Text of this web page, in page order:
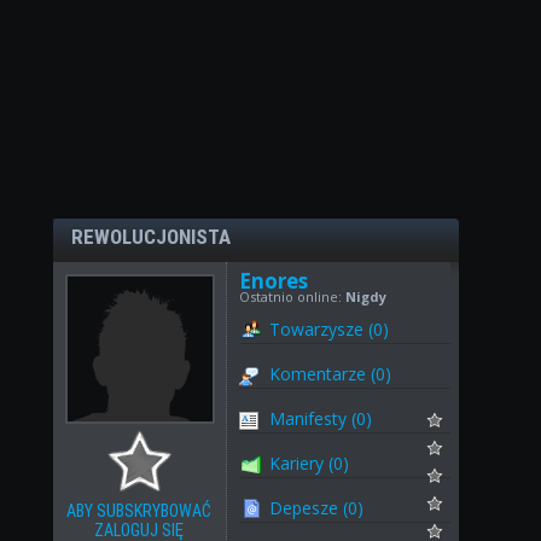
REWOLUCJONISTA
ABY SUBSKRYBOWAĆ
ZALOGUJ SIĘ
Enores
Ostatnio online: Nigdy
Towarzysze (0)
Komentarze (0)
Manifesty (0)
Kariery (0)
Depesze (0)